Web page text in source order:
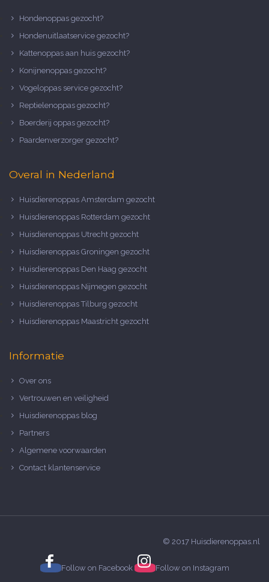
Hondenoppas gezocht?
Hondenuitlaatservice gezocht?
Kattenoppas aan huis gezocht?
Konijnenoppas gezocht?
Vogeloppas service gezocht?
Reptielenoppas gezocht?
Boerderij oppas gezocht?
Paardenverzorger gezocht?
Overal in Nederland
Huisdierenoppas Amsterdam gezocht
Huisdierenoppas Rotterdam gezocht
Huisdierenoppas Utrecht gezocht
Huisdierenoppas Groningen gezocht
Huisdierenoppas Den Haag gezocht
Huisdierenoppas Nijmegen gezocht
Huisdierenoppas Tilburg gezocht
Huisdierenoppas Maastricht gezocht
Informatie
Over ons
Vertrouwen en veiligheid
Huisdierenoppas blog
Partners
Algemene voorwaarden
Contact klantenservice
© 2017 Huisdierenoppas.nl
Follow on Facebook Follow on Instagram